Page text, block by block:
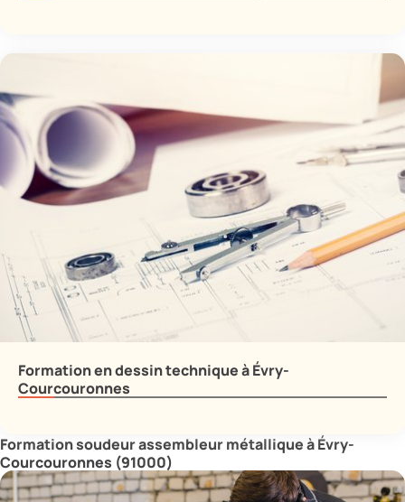
Formation en dessin technique à Évry-
Courcouronnes
Formation soudeur assembleur métallique à Évry-
Courcouronnes (91000)